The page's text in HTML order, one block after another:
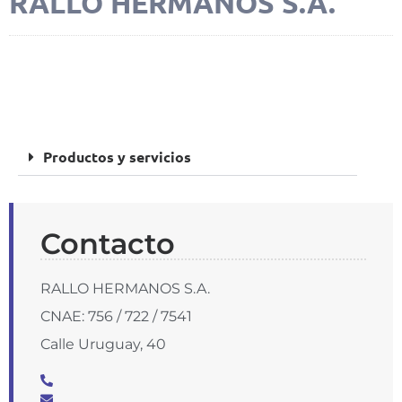
Productos y servicios
Contacto
RALLO HERMANOS S.A.
CNAE: 756 / 722 / 7541
Calle Uruguay, 40